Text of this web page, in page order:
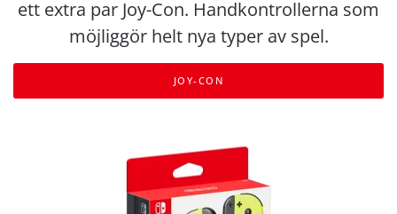
ett extra par Joy-Con. Handkontrollerna som
möjliggör helt nya typer av spel.
JOY-CON